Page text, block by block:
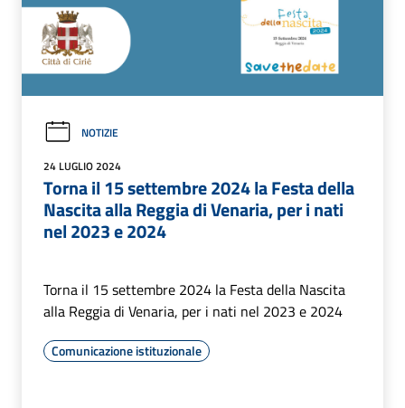
NOTIZIE
24 LUGLIO 2024
Torna il 15 settembre 2024 la Festa della
Nascita alla Reggia di Venaria, per i nati
nel 2023 e 2024
Torna il 15 settembre 2024 la Festa della Nascita
alla Reggia di Venaria, per i nati nel 2023 e 2024
Comunicazione istituzionale